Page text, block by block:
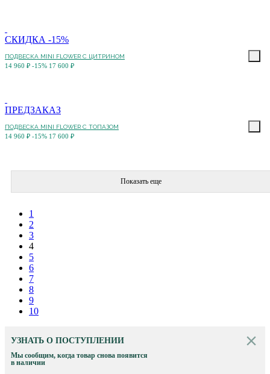
СКИДКА -15%
ПОДВЕСКА MINI FLOWER С ЦИТРИНОМ
14 960 ₽ -15% 17 600 ₽
ПРЕДЗАКАЗ
ПОДВЕСКА MINI FLOWER С ТОПАЗОМ
14 960 ₽ -15% 17 600 ₽
Показать еще
1
2
3
4
5
6
7
8
9
10
УЗНАТЬ О ПОСТУПЛЕНИИ
Мы сообщим, когда товар снова появится
в наличии